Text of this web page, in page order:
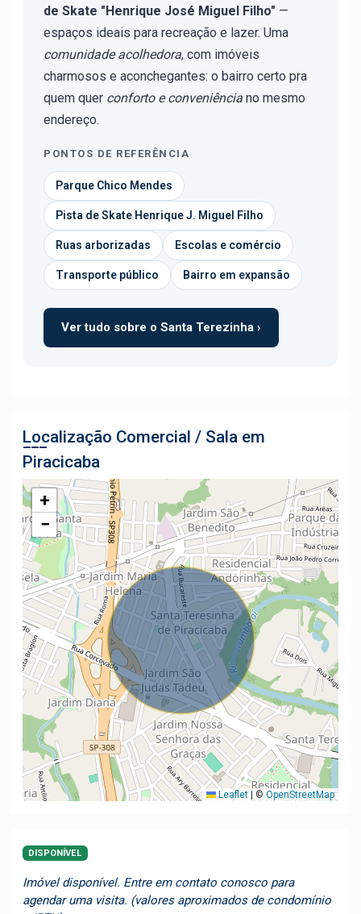
de Skate "Henrique José Miguel Filho" —
espaços ideais para recreação e lazer. Uma
comunidade acolhedora, com imóveis
charmosos e aconchegantes: o bairro certo pra
quem quer conforto e conveniência no mesmo
endereço.
PONTOS DE REFERÊNCIA
Parque Chico Mendes
Pista de Skate Henrique J. Miguel Filho
Ruas arborizadas Escolas e comércio
Transporte público Bairro em expansão
Ver tudo sobre o Santa Terezinha ›
Localização Comercial / Sala em
Piracicaba
+
−
Leaflet | ©OpenStreetMap
DISPONÍVEL
Imóvel disponível. Entre em contato conosco para
agendar uma visita. (valores aproximados de condomínio